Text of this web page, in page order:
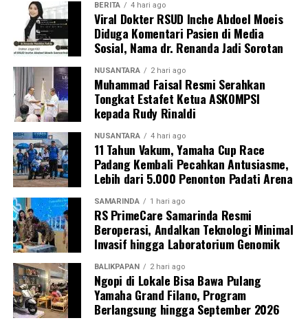
BERITA 4 hari ago
Viral Dokter RSUD Inche Abdoel Moeis
Diduga Komentari Pasien di Media
Sosial, Nama dr. Renanda Jadi Sorotan
NUSANTARA 2 hari ago
Muhammad Faisal Resmi Serahkan
Tongkat Estafet Ketua ASKOMPSI
kepada Rudy Rinaldi
NUSANTARA 4 hari ago
11 Tahun Vakum, Yamaha Cup Race
Padang Kembali Pecahkan Antusiasme,
Lebih dari 5.000 Penonton Padati Arena
SAMARINDA 1 hari ago
RS PrimeCare Samarinda Resmi
Beroperasi, Andalkan Teknologi Minimal
Invasif hingga Laboratorium Genomik
BALIKPAPAN 2 hari ago
Ngopi di Lokale Bisa Bawa Pulang
Yamaha Grand Filano, Program
Berlangsung hingga September 2026